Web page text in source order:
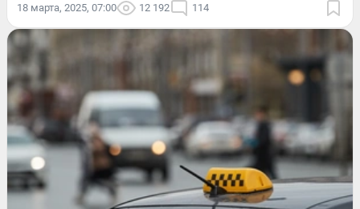
18 марта, 2025, 07:00 12 192 114